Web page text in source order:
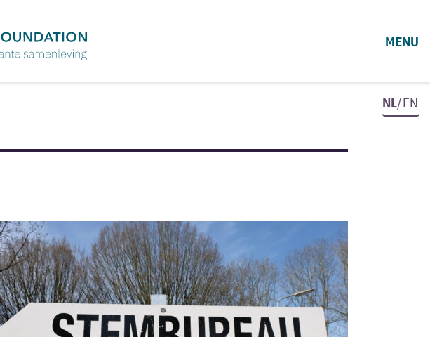
MENU
NL/EN